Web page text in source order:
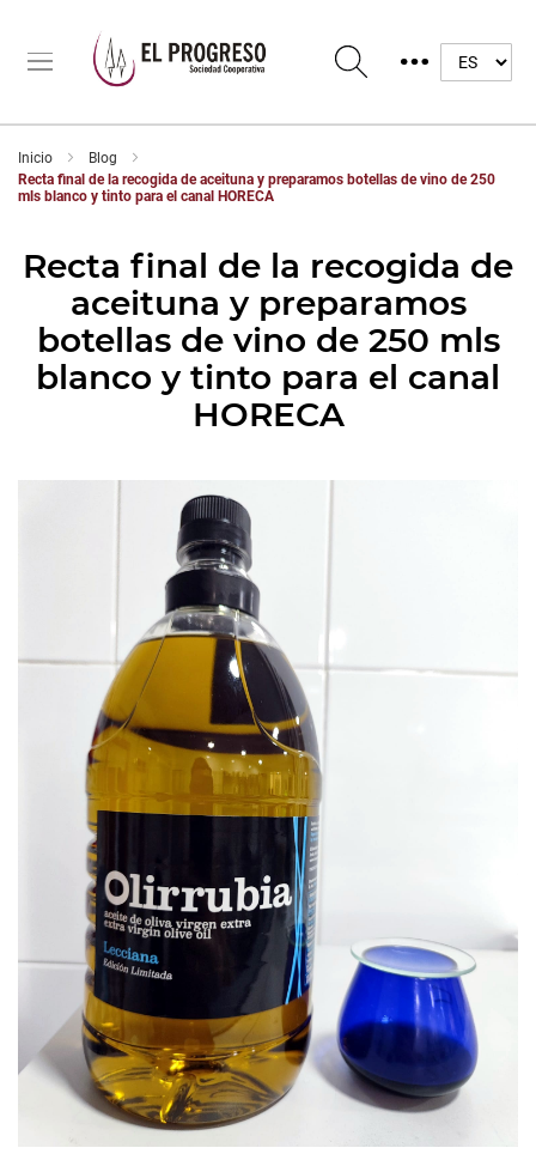
Inicio
Blog
Recta final de la recogida de aceituna y preparamos botellas de vino de 250
mls blanco y tinto para el canal HORECA
Recta final de la recogida de
aceituna y preparamos
botellas de vino de 250 mls
blanco y tinto para el canal
HORECA